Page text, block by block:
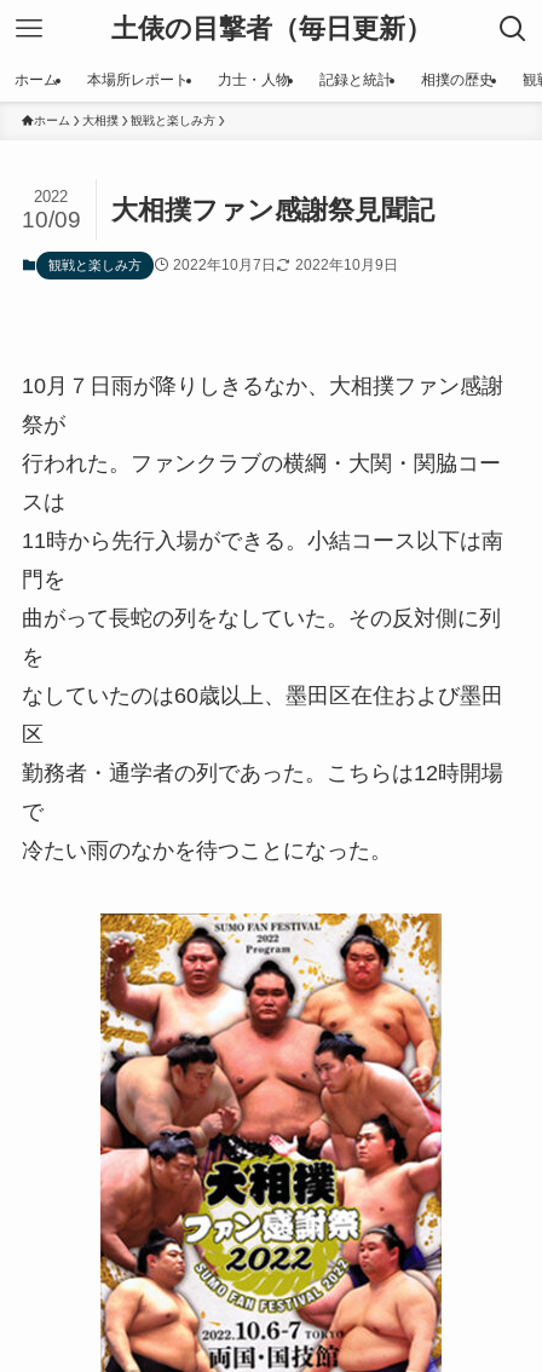
土俵の目撃者（毎日更新）
ホーム 本場所レポート 力士・人物 記録と統計 相撲の歴史 観
ホーム 大相撲 観戦と楽しみ方
大相撲ファン感謝祭見聞記
2022
10/09
観戦と楽しみ方 2022年10月7日 2022年10月9日
10月７日雨が降りしきるなか、大相撲ファン感謝
祭が
行われた。ファンクラブの横綱・大関・関脇コー
スは
11時から先行入場ができる。小結コース以下は南
門を
曲がって長蛇の列をなしていた。その反対側に列
を
なしていたのは60歳以上、墨田区在住および墨田
区
勤務者・通学者の列であった。こちらは12時開場
で
冷たい雨のなかを待つことになった。